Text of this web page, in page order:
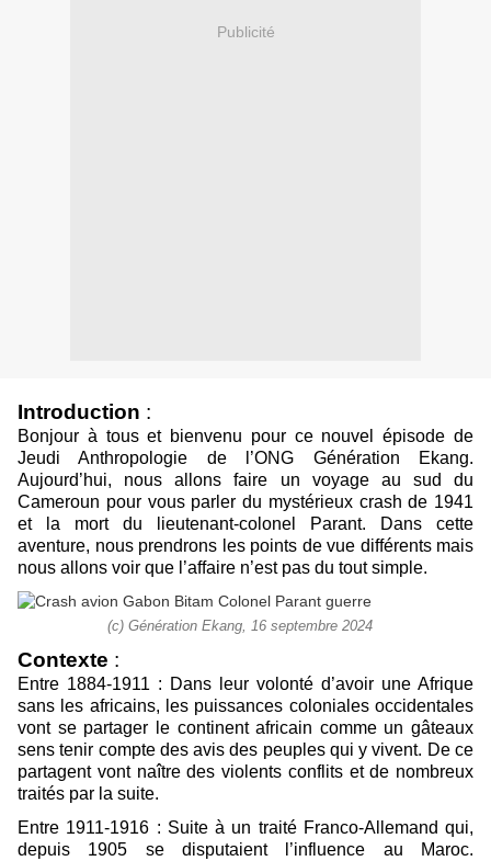
Publicité
Introduction :
Bonjour à tous et bienvenu pour ce nouvel épisode de
Jeudi Anthropologie de l’ONG Génération Ekang.
Aujourd’hui, nous allons faire un voyage au sud du
Cameroun pour vous parler du mystérieux crash de 1941
et la mort du lieutenant-colonel Parant. Dans cette
aventure, nous prendrons les points de vue différents mais
nous allons voir que l’affaire n’est pas du tout simple.
(c) Génération Ekang, ‎16 ‎septembre ‎2024
Contexte :
Entre 1884-1911 : Dans leur volonté d’avoir une Afrique
sans les africains, les puissances coloniales occidentales
vont se partager le continent africain comme un gâteaux
sens tenir compte des avis des peuples qui y vivent. De ce
partagent vont naître des violents conflits et de nombreux
traités par la suite.
Entre 1911-1916 : Suite à un traité Franco-Allemand qui,
depuis 1905 se disputaient l’influence au Maroc.